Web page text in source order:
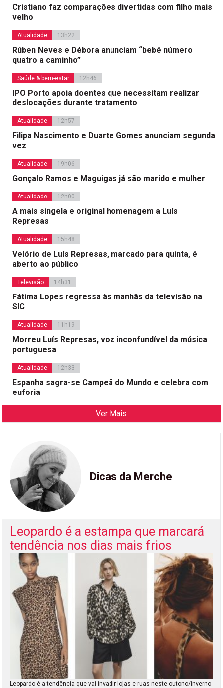
Cristiano faz comparações divertidas com filho mais
velho
Atualidade 13h22
Rúben Neves e Débora anunciam “bebé número
quatro a caminho”
Saúde & bem-estar 12h46
IPO Porto apoia doentes que necessitam realizar
deslocações durante tratamento
Atualidade 12h57
Filipa Nascimento e Duarte Gomes anunciam segunda
vez
Atualidade 19h06
Gonçalo Ramos e Maguigas já são marido e mulher
Atualidade 12h00
A mais singela e original homenagem a Luís
Represas
Atualidade 15h48
Velório de Luís Represas, marcado para quinta, é
aberto ao público
Televisão 14h31
Fátima Lopes regressa às manhãs da televisão na
SIC
Atualidade 11h19
Morreu Luís Represas, voz inconfundível da música
portuguesa
Atualidade 12h33
Espanha sagra-se Campeã do Mundo e celebra com
euforia
Ver Mais
Dicas da Merche
Leopardo é a estampa que marcará
tendência nos dias mais frios
Leopardo é a tendência que vai invadir lojas e ruas neste outono/inverno